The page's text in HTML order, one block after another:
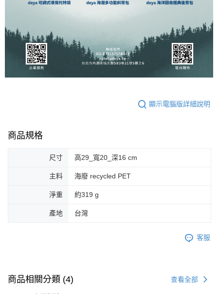
顯示電腦版詳細說明
商品規格
尺寸 高29_寬20_深16 cm
主料 海廢 recycled PET
淨重 約319 g
產地 台灣
客服
商品相關分類 (4) 查看全部